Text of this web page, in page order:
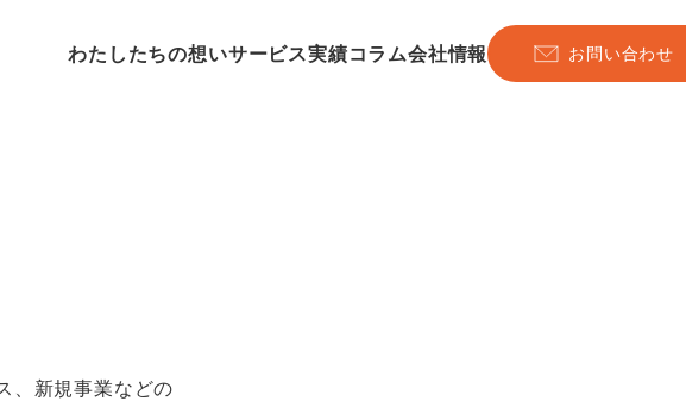
わたしたちの想いサービス実績コラム会社情報 お問い合わせ
、新規事業などの